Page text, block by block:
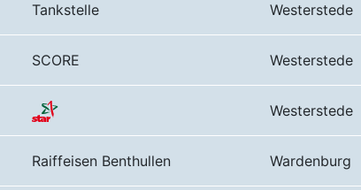
Tankstelle Westerstede
SCORE Westerstede
Westerstede
Raiffeisen Benthullen Wardenburg